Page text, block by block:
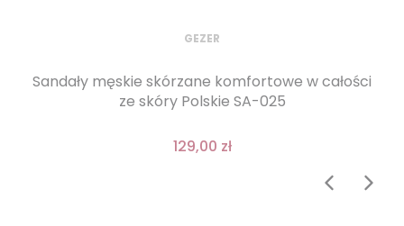
GEZER
Sandały męskie skórzane komfortowe w całości
ze skóry Polskie SA-025
129,00 zł